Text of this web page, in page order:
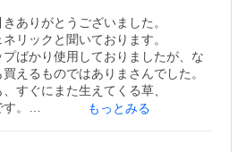
ありがとうございました。
リックと聞いております。
ばかり使用しておりましたが、な
えるものではありまさんでした。
すぐにまた生えてくる草、
。
もっとみる